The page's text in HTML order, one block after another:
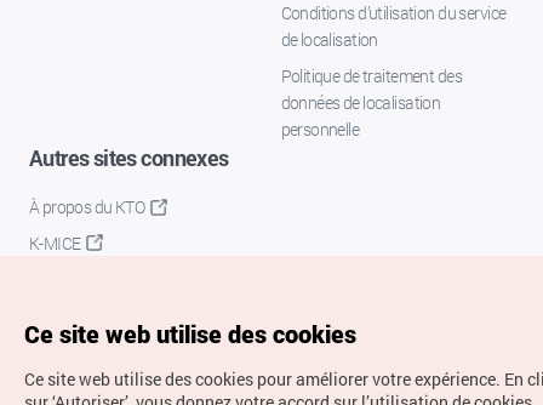
Conditions d’utilisation du service
de localisation
Politique de traitement des
données de localisation
personnelle
Autres sites connexes
À propos du KTO
K-MICE
Ce site web utilise des cookies
Ce site web utilise des cookies pour améliorer votre expérience. En